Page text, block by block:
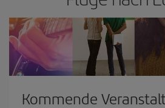
Kommende